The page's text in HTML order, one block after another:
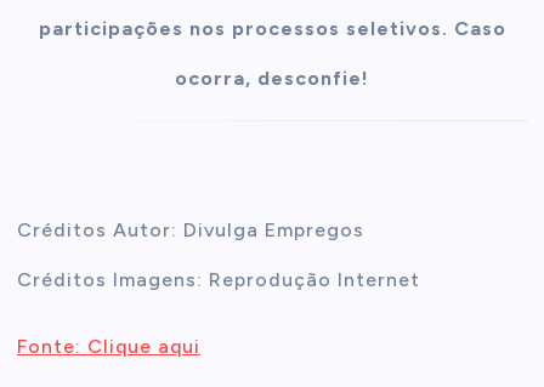
participações nos processos seletivos. Caso
ocorra, desconfie!
Créditos Autor: Divulga Empregos
Créditos Imagens: Reprodução Internet
Fonte: Clique aqui